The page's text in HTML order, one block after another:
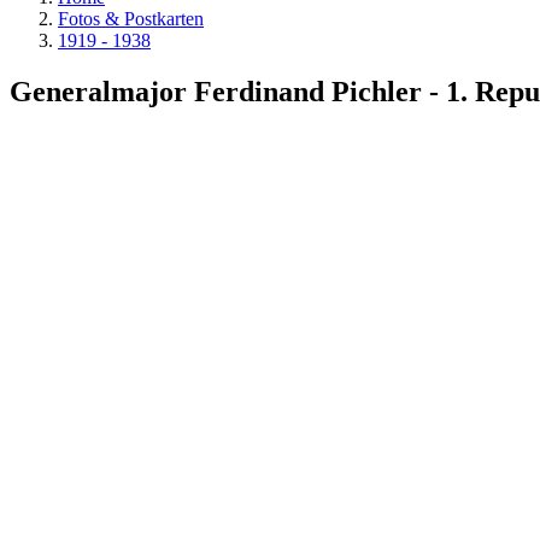
Fotos & Postkarten
1919 - 1938
Generalmajor Ferdinand Pichler - 1.